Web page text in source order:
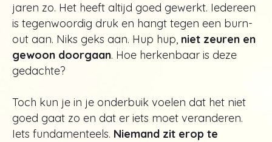
jaren zo. Het heeft altijd goed gewerkt. Iedereen
is tegenwoordig druk en hangt tegen een burn-
out aan. Niks geks aan. Hup hup, niet zeuren en
gewoon doorgaan. Hoe herkenbaar is deze
gedachte?
Toch kun je in je onderbuik voelen dat het niet
goed gaat zo en dat er iets moet veranderen.
Iets fundamenteels. Niemand zit erop te